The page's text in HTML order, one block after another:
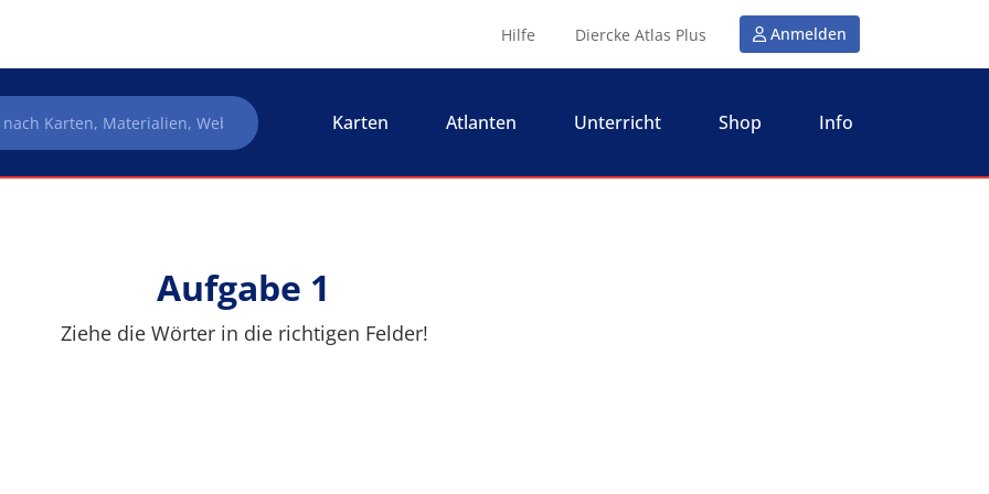
Hilfe Diercke Atlas Plus Anmelden
Karten Atlanten Unterricht Shop Info
Aufgabe 1
Ziehe die Wörter in die richtigen Felder!